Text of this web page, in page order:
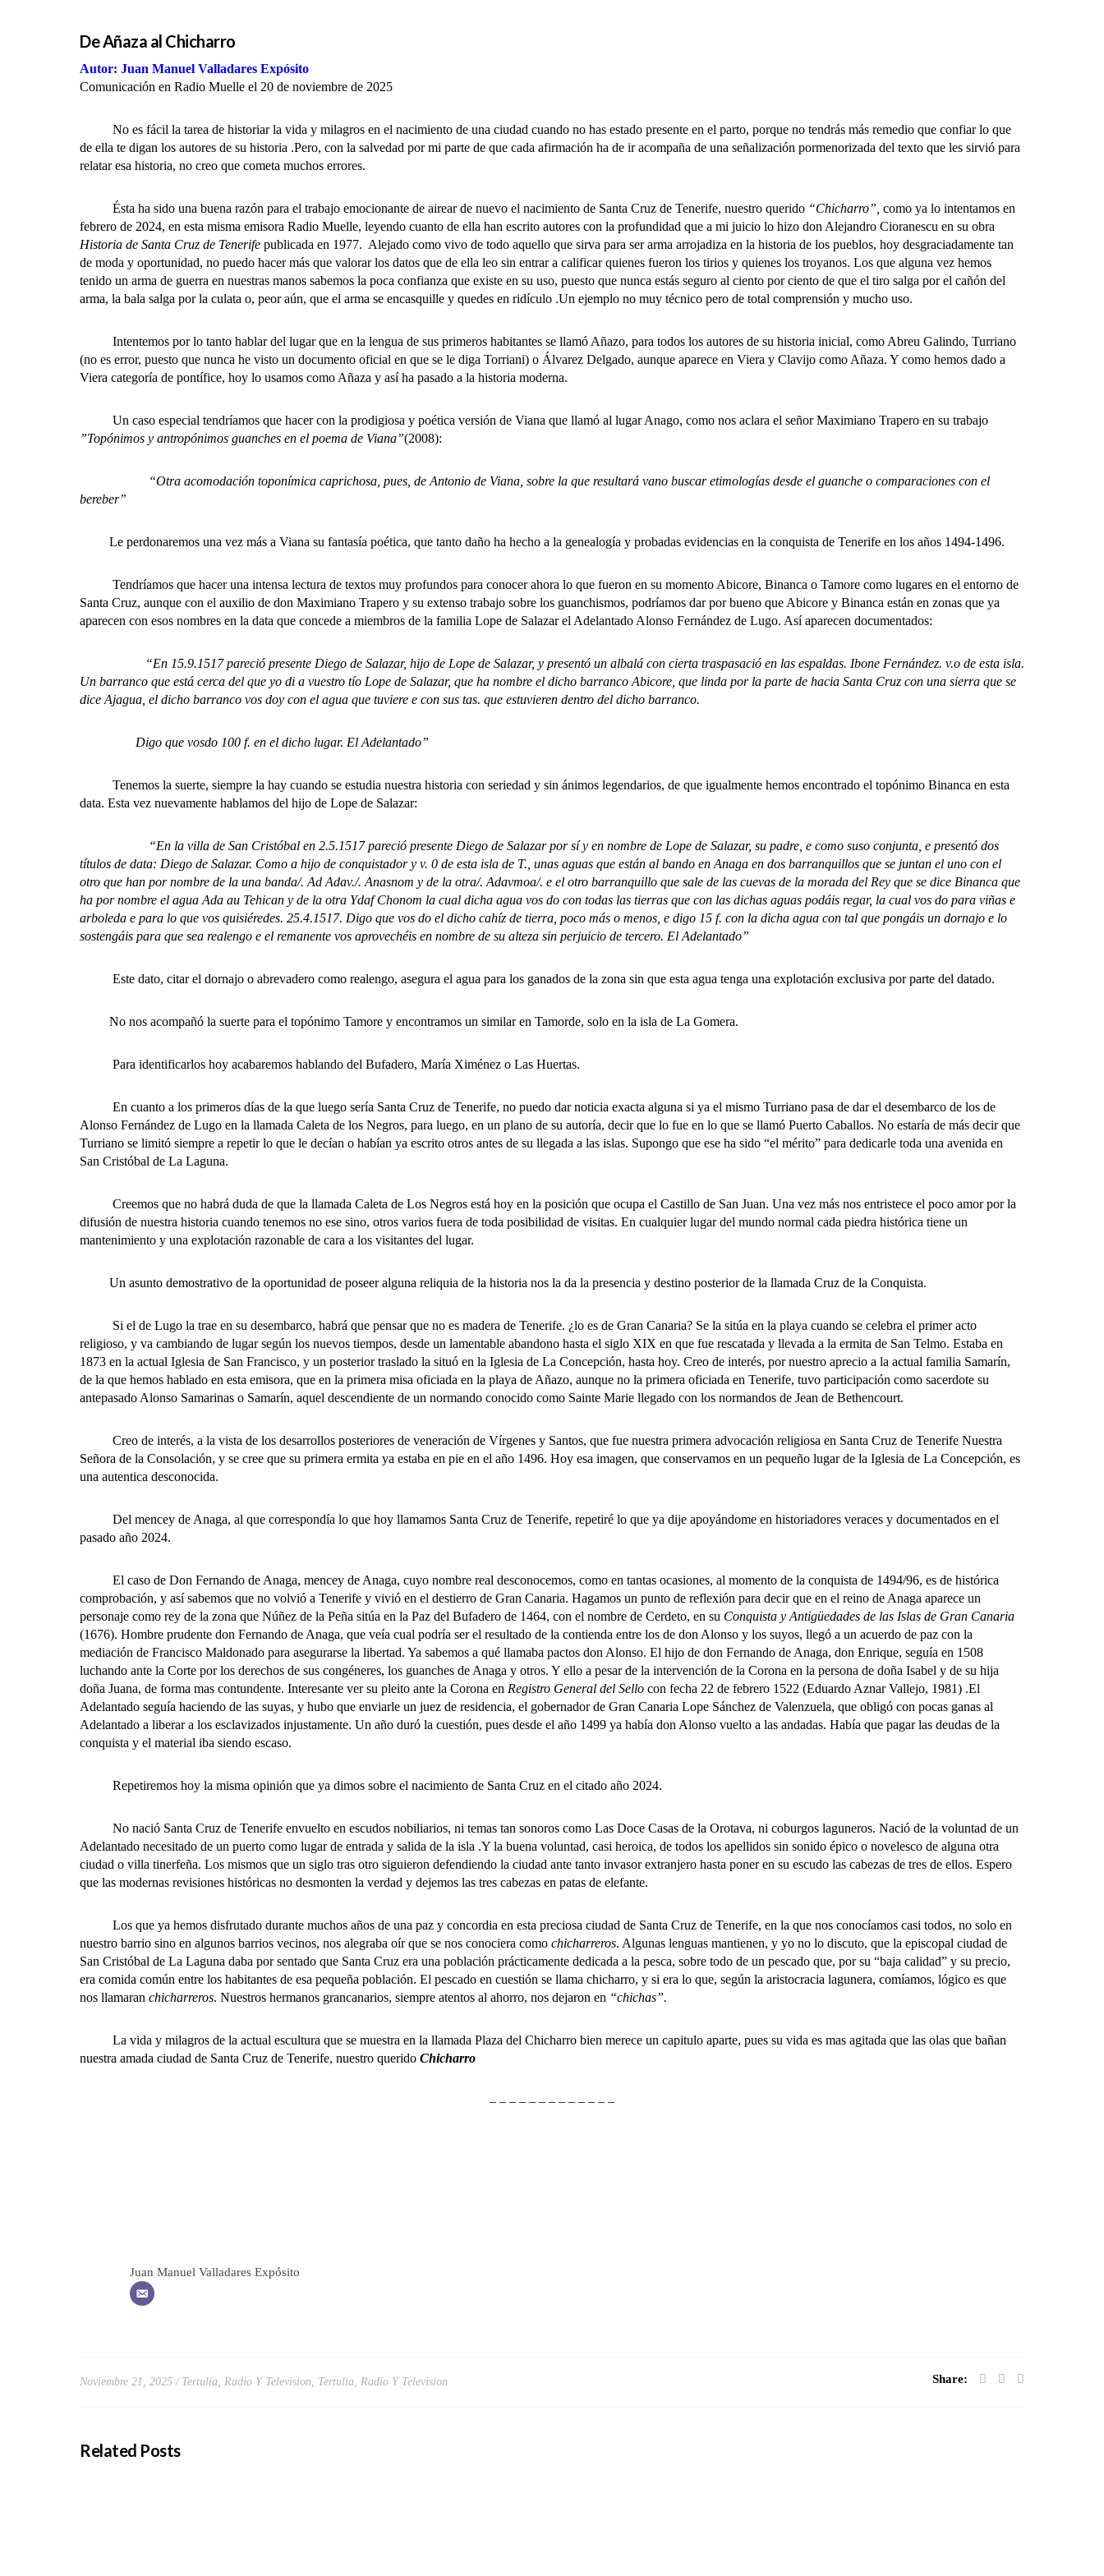
De Añaza al Chicharro
Autor: Juan Manuel Valladares Expósito
Comunicación en Radio Muelle el 20 de noviembre de 2025
No es fácil la tarea de historiar la vida y milagros en el nacimiento de una ciudad cuando no has estado presente en el parto, porque no tendrás más remedio que confiar lo que
de ella te digan los autores de su historia .Pero, con la salvedad por mi parte de que cada afirmación ha de ir acompaña de una señalización pormenorizada del texto que les sirvió para
relatar esa historia, no creo que cometa muchos errores.
Ésta ha sido una buena razón para el trabajo emocionante de airear de nuevo el nacimiento de Santa Cruz de Tenerife, nuestro querido “Chicharro”, como ya lo intentamos en
febrero de 2024, en esta misma emisora Radio Muelle, leyendo cuanto de ella han escrito autores con la profundidad que a mi juicio lo hizo don Alejandro Cioranescu en su obra
Historia de Santa Cruz de Tenerife publicada en 1977. Alejado como vivo de todo aquello que sirva para ser arma arrojadiza en la historia de los pueblos, hoy desgraciadamente tan
de moda y oportunidad, no puedo hacer más que valorar los datos que de ella leo sin entrar a calificar quienes fueron los tirios y quienes los troyanos. Los que alguna vez hemos
tenido un arma de guerra en nuestras manos sabemos la poca confianza que existe en su uso, puesto que nunca estás seguro al ciento por ciento de que el tiro salga por el cañón del
arma, la bala salga por la culata o, peor aún, que el arma se encasquille y quedes en ridículo .Un ejemplo no muy técnico pero de total comprensión y mucho uso.
Intentemos por lo tanto hablar del lugar que en la lengua de sus primeros habitantes se llamó Añazo, para todos los autores de su historia inicial, como Abreu Galindo, Turriano
(no es error, puesto que nunca he visto un documento oficial en que se le diga Torriani) o Álvarez Delgado, aunque aparece en Viera y Clavijo como Añaza. Y como hemos dado a
Viera categoría de pontífice, hoy lo usamos como Añaza y así ha pasado a la historia moderna.
Un caso especial tendríamos que hacer con la prodigiosa y poética versión de Viana que llamó al lugar Anago, como nos aclara el señor Maximiano Trapero en su trabajo
”Topónimos y antropónimos guanches en el poema de Viana”(2008):
“Otra acomodación toponímica caprichosa, pues, de Antonio de Viana, sobre la que resultará vano buscar etimologías desde el guanche o comparaciones con el
bereber”
Le perdonaremos una vez más a Viana su fantasía poética, que tanto daño ha hecho a la genealogía y probadas evidencias en la conquista de Tenerife en los años 1494-1496.
Tendríamos que hacer una intensa lectura de textos muy profundos para conocer ahora lo que fueron en su momento Abicore, Binanca o Tamore como lugares en el entorno de
Santa Cruz, aunque con el auxilio de don Maximiano Trapero y su extenso trabajo sobre los guanchismos, podríamos dar por bueno que Abicore y Binanca están en zonas que ya
aparecen con esos nombres en la data que concede a miembros de la familia Lope de Salazar el Adelantado Alonso Fernández de Lugo. Así aparecen documentados:
“En 15.9.1517 pareció presente Diego de Salazar, hijo de Lope de Salazar, y presentó un albalá con cierta traspasació en las espaldas. Ibone Fernández. v.o de esta isla.
Un barranco que está cerca del que yo di a vuestro tío Lope de Salazar, que ha nombre el dicho barranco Abicore, que linda por la parte de hacia Santa Cruz con una sierra que se
dice Ajagua, el dicho barranco vos doy con el agua que tuviere e con sus tas. que estuvieren dentro del dicho barranco.
Digo que vosdo 100 f. en el dicho lugar. El Adelantado”
Tenemos la suerte, siempre la hay cuando se estudia nuestra historia con seriedad y sin ánimos legendarios, de que igualmente hemos encontrado el topónimo Binanca en esta
data. Esta vez nuevamente hablamos del hijo de Lope de Salazar:
“En la villa de San Cristóbal en 2.5.1517 pareció presente Diego de Salazar por sí y en nombre de Lope de Salazar, su padre, e como suso conjunta, e presentó dos
títulos de data: Diego de Salazar. Como a hijo de conquistador y v. 0 de esta isla de T., unas aguas que están al bando en Anaga en dos barranquillos que se juntan el uno con el
otro que han por nombre de la una banda/. Ad Adav./. Anasnom y de la otra/. Adavmoa/. e el otro barranquillo que sale de las cuevas de la morada del Rey que se dice Binanca que
ha por nombre el agua Ada au Tehican y de la otra Ydaf Chonom la cual dicha agua vos do con todas las tierras que con las dichas aguas podáis regar, la cual vos do para viñas e
arboleda e para lo que vos quisiéredes. 25.4.1517. Digo que vos do el dicho cahíz de tierra, poco más o menos, e digo 15 f. con la dicha agua con tal que pongáis un dornajo e lo
sostengáis para que sea realengo e el remanente vos aprovechéis en nombre de su alteza sin perjuicio de tercero. El Adelantado”
Este dato, citar el dornajo o abrevadero como realengo, asegura el agua para los ganados de la zona sin que esta agua tenga una explotación exclusiva por parte del datado.
No nos acompañó la suerte para el topónimo Tamore y encontramos un similar en Tamorde, solo en la isla de La Gomera.
Para identificarlos hoy acabaremos hablando del Bufadero, María Ximénez o Las Huertas.
En cuanto a los primeros días de la que luego sería Santa Cruz de Tenerife, no puedo dar noticia exacta alguna si ya el mismo Turriano pasa de dar el desembarco de los de
Alonso Fernández de Lugo en la llamada Caleta de los Negros, para luego, en un plano de su autoría, decir que lo fue en lo que se llamó Puerto Caballos. No estaría de más decir que
Turriano se limitó siempre a repetir lo que le decían o habían ya escrito otros antes de su llegada a las islas. Supongo que ese ha sido “el mérito” para dedicarle toda una avenida en
San Cristóbal de La Laguna.
Creemos que no habrá duda de que la llamada Caleta de Los Negros está hoy en la posición que ocupa el Castillo de San Juan. Una vez más nos entristece el poco amor por la
difusión de nuestra historia cuando tenemos no ese sino, otros varios fuera de toda posibilidad de visitas. En cualquier lugar del mundo normal cada piedra histórica tiene un
mantenimiento y una explotación razonable de cara a los visitantes del lugar.
Un asunto demostrativo de la oportunidad de poseer alguna reliquia de la historia nos la da la presencia y destino posterior de la llamada Cruz de la Conquista.
Si el de Lugo la trae en su desembarco, habrá que pensar que no es madera de Tenerife. ¿lo es de Gran Canaria? Se la sitúa en la playa cuando se celebra el primer acto
religioso, y va cambiando de lugar según los nuevos tiempos, desde un lamentable abandono hasta el siglo XIX en que fue rescatada y llevada a la ermita de San Telmo. Estaba en
1873 en la actual Iglesia de San Francisco, y un posterior traslado la situó en la Iglesia de La Concepción, hasta hoy. Creo de interés, por nuestro aprecio a la actual familia Samarín,
de la que hemos hablado en esta emisora, que en la primera misa oficiada en la playa de Añazo, aunque no la primera oficiada en Tenerife, tuvo participación como sacerdote su
antepasado Alonso Samarinas o Samarín, aquel descendiente de un normando conocido como Sainte Marie llegado con los normandos de Jean de Bethencourt.
Creo de interés, a la vista de los desarrollos posteriores de veneración de Vírgenes y Santos, que fue nuestra primera advocación religiosa en Santa Cruz de Tenerife Nuestra
Señora de la Consolación, y se cree que su primera ermita ya estaba en pie en el año 1496. Hoy esa imagen, que conservamos en un pequeño lugar de la Iglesia de La Concepción, es
una autentica desconocida.
Del mencey de Anaga, al que correspondía lo que hoy llamamos Santa Cruz de Tenerife, repetiré lo que ya dije apoyándome en historiadores veraces y documentados en el
pasado año 2024.
El caso de Don Fernando de Anaga, mencey de Anaga, cuyo nombre real desconocemos, como en tantas ocasiones, al momento de la conquista de 1494/96, es de histórica
comprobación, y así sabemos que no volvió a Tenerife y vivió en el destierro de Gran Canaria. Hagamos un punto de reflexión para decir que en el reino de Anaga aparece un
personaje como rey de la zona que Núñez de la Peña sitúa en la Paz del Bufadero de 1464, con el nombre de Cerdeto, en su Conquista y Antigüedades de las Islas de Gran Canaria
(1676). Hombre prudente don Fernando de Anaga, que veía cual podría ser el resultado de la contienda entre los de don Alonso y los suyos, llegó a un acuerdo de paz con la
mediación de Francisco Maldonado para asegurarse la libertad. Ya sabemos a qué llamaba pactos don Alonso. El hijo de don Fernando de Anaga, don Enrique, seguía en 1508
luchando ante la Corte por los derechos de sus congéneres, los guanches de Anaga y otros. Y ello a pesar de la intervención de la Corona en la persona de doña Isabel y de su hija
doña Juana, de forma mas contundente. Interesante ver su pleito ante la Corona en Registro General del Sello con fecha 22 de febrero 1522 (Eduardo Aznar Vallejo, 1981) .El
Adelantado seguía haciendo de las suyas, y hubo que enviarle un juez de residencia, el gobernador de Gran Canaria Lope Sánchez de Valenzuela, que obligó con pocas ganas al
Adelantado a liberar a los esclavizados injustamente. Un año duró la cuestión, pues desde el año 1499 ya había don Alonso vuelto a las andadas. Había que pagar las deudas de la
conquista y el material iba siendo escaso.
Repetiremos hoy la misma opinión que ya dimos sobre el nacimiento de Santa Cruz en el citado año 2024.
No nació Santa Cruz de Tenerife envuelto en escudos nobiliarios, ni temas tan sonoros como Las Doce Casas de la Orotava, ni coburgos laguneros. Nació de la voluntad de un
Adelantado necesitado de un puerto como lugar de entrada y salida de la isla .Y la buena voluntad, casi heroica, de todos los apellidos sin sonido épico o novelesco de alguna otra
ciudad o villa tinerfeña. Los mismos que un siglo tras otro siguieron defendiendo la ciudad ante tanto invasor extranjero hasta poner en su escudo las cabezas de tres de ellos. Espero
que las modernas revisiones históricas no desmonten la verdad y dejemos las tres cabezas en patas de elefante.
Los que ya hemos disfrutado durante muchos años de una paz y concordia en esta preciosa ciudad de Santa Cruz de Tenerife, en la que nos conocíamos casi todos, no solo en
nuestro barrio sino en algunos barrios vecinos, nos alegraba oír que se nos conociera como chicharreros. Algunas lenguas mantienen, y yo no lo discuto, que la episcopal ciudad de
San Cristóbal de La Laguna daba por sentado que Santa Cruz era una población prácticamente dedicada a la pesca, sobre todo de un pescado que, por su “baja calidad” y su precio,
era comida común entre los habitantes de esa pequeña población. El pescado en cuestión se llama chicharro, y si era lo que, según la aristocracia lagunera, comíamos, lógico es que
nos llamaran chicharreros. Nuestros hermanos grancanarios, siempre atentos al ahorro, nos dejaron en “chichas”.
La vida y milagros de la actual escultura que se muestra en la llamada Plaza del Chicharro bien merece un capitulo aparte, pues su vida es mas agitada que las olas que bañan
nuestra amada ciudad de Santa Cruz de Tenerife, nuestro querido Chicharro
– – – – – – – – – – – – –
Juan Manuel Valladares Expósito
Noviembre 21, 2025 Tertulia, Radio Y Television Tertulia, Radio Y Television Share:
Related Posts